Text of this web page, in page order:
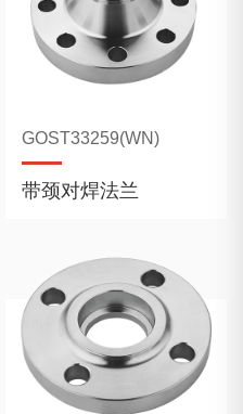
GOST33259(WN)
带颈对焊法兰